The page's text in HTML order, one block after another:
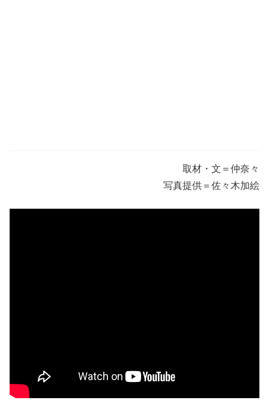
取材・文＝仲奈々
写真提供＝佐々木加絵